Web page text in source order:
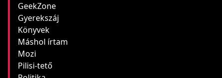
GeekZone
Gyerekszáj
Könyvek
Máshol írtam
Mozi
Pilisi-tető